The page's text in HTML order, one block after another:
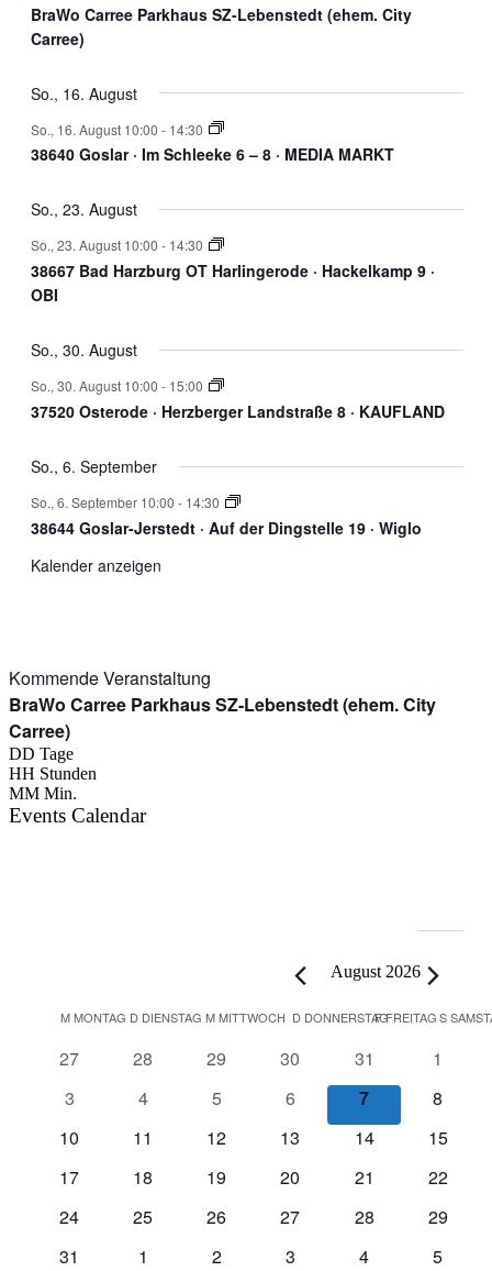
BraWo Carree Parkhaus SZ-Lebenstedt (ehem. City
Carree)
So., 16. August
So., 16. August 10:00 - 14:30
38640 Goslar · Im Schleeke 6 – 8 · MEDIA MARKT
So., 23. August
So., 23. August 10:00 - 14:30
38667 Bad Harzburg OT Harlingerode · Hackelkamp 9 ·
OBI
So., 30. August
So., 30. August 10:00 - 15:00
37520 Osterode · Herzberger Landstraße 8 · KAUFLAND
So., 6. September
So., 6. September 10:00 - 14:30
38644 Goslar-Jerstedt · Auf der Dingstelle 19 · Wiglo
Kalender anzeigen
Kommende Veranstaltung
BraWo Carree Parkhaus SZ-Lebenstedt (ehem. City
Carree)
DD Tage
HH Stunden
MM Min.
Events Calendar
August 2026
Kalender
von
MMONTAG D DIENSTAG MMITTWOCH D DONNERSTAG
FFREITAGS
0
27
0
28
0
Veranstaltungen
29
0
Veranstaltungen
30
0
Veranstaltungen
31
0
1
0
3
0
4
0
Veranstaltungen
5
0
Veranstaltungen
6
0
7
0
8
0
10
0
11
0
12
0
13
0
14
0
15
0
17
0
18
0
19
0
20
0
21
0
22
0
24
0
25
0
26
0
27
0
28
0
29
0
31
0
1
0
2
0
3
0
4
0
5